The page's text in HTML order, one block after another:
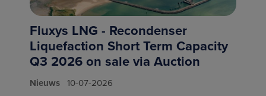
Fluxys LNG - Recondenser
Liquefaction Short Term Capacity
Q3 2026 on sale via Auction
Nieuws 10-07-2026